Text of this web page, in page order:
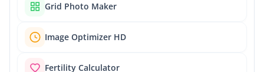
Grid Photo Maker
Image Optimizer HD
Fertility Calculator